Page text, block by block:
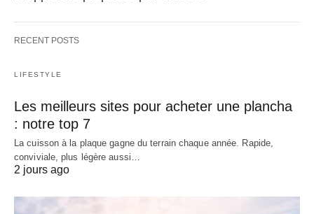
RECENT POSTS
LIFESTYLE
Les meilleurs sites pour acheter une plancha
: notre top 7
La cuisson à la plaque gagne du terrain chaque année. Rapide,
conviviale, plus légère aussi…
2 jours ago